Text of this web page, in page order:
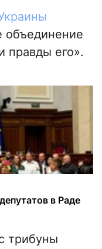
объединение
правды его».
в Раде
трибуны